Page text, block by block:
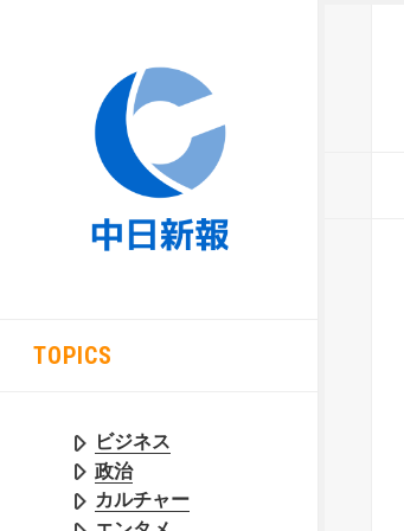
TOPICS
ビジネス
政治
カルチャー